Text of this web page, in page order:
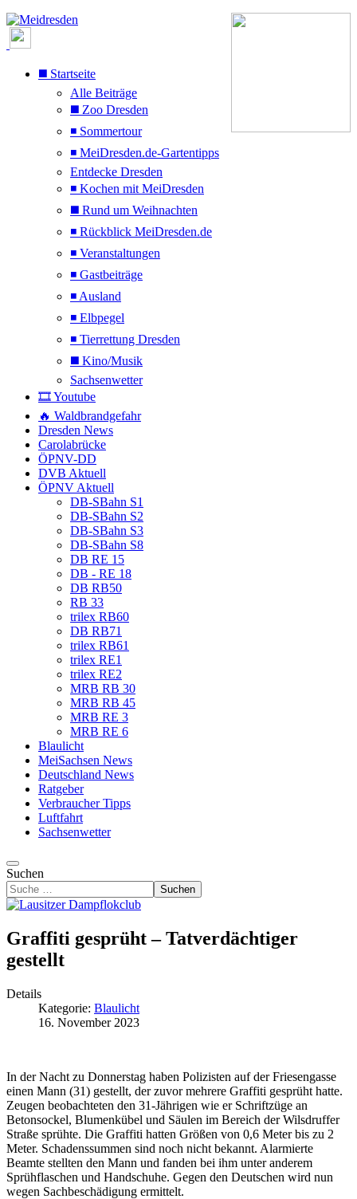
◼️ Startseite
Alle Beiträge
◼️ Zoo Dresden
◾ Sommertour
◾ MeiDresden.de-Gartentipps
Entdecke Dresden
◾ Kochen mit MeiDresden
◼️ Rund um Weihnachten
◾ Rückblick MeiDresden.de
◾ Veranstaltungen
◾ Gastbeiträge
◾ Ausland
◾ Elbpegel
◾ Tierrettung Dresden
◼️ Kino/Musik
Sachsenwetter
🎞️ Youtube
🔥 Waldbrandgefahr
Dresden News
Carolabrücke
ÖPNV-DD
DVB Aktuell
ÖPNV Aktuell
DB-SBahn S1
DB-SBahn S2
DB-SBahn S3
DB-SBahn S8
DB RE 15
DB - RE 18
DB RB50
RB 33
trilex RB60
DB RB71
trilex RB61
trilex RE1
trilex RE2
MRB RB 30
MRB RB 45
MRB RE 3
MRB RE 6
Blaulicht
MeiSachsen News
Deutschland News
Ratgeber
Verbraucher Tipps
Luftfahrt
Sachsenwetter
Suchen
Suchen
Graffiti gesprüht – Tatverdächtiger
gestellt
Details
Kategorie: Blaulicht
16. November 2023
In der Nacht zu Donnerstag haben Polizisten auf der Friesengasse
einen Mann (31) gestellt, der zuvor mehrere Graffiti gesprüht hatte.
Zeugen beobachteten den 31-Jährigen wie er Schriftzüge an
Betonsockel, Blumenkübel und Säulen im Bereich der Wilsdruffer
Straße sprühte. Die Graffiti hatten Größen von 0,6 Meter bis zu 2
Meter. Schadenssummen sind noch nicht bekannt. Alarmierte
Beamte stellten den Mann und fanden bei ihm unter anderem
Sprühflaschen und Handschuhe. Gegen den Deutschen wird nun
wegen Sachbeschädigung ermittelt.